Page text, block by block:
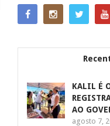
KALIL É
AO
agosto 7,